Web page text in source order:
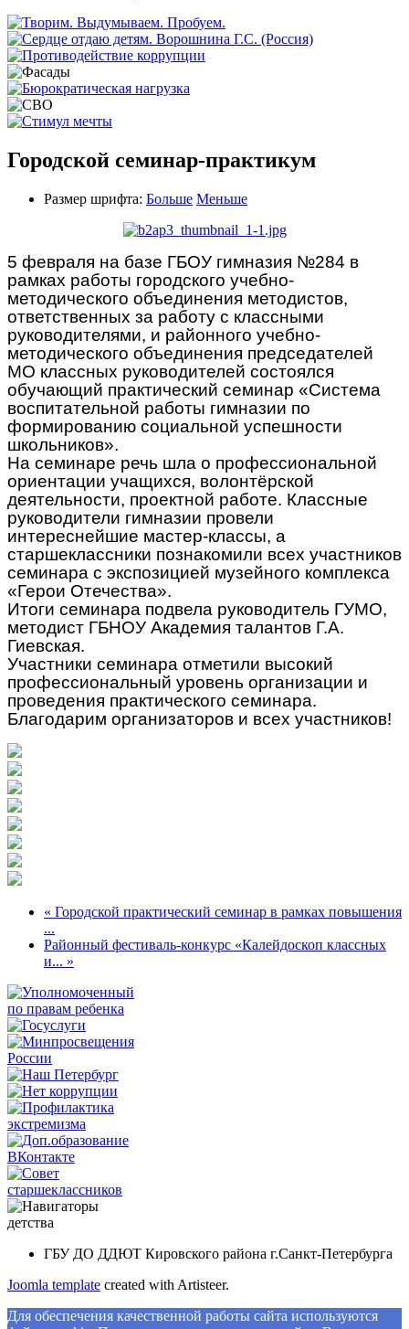
Городской семинар-практикум
Размер шрифта: Больше Меньше
5 февраля на базе ГБОУ гимназия №284 в
рамках работы городского учебно-
методического объединения методистов,
ответственных за работу с классными
руководителями, и районного учебно-
методического объединения председателей
МО классных руководителей состоялся
обучающий практический семинар «Система
воспитательной работы гимназии по
формированию социальной успешности
школьников».
На семинаре речь шла о профессиональной
ориентации учащихся, волонтёрской
деятельности, проектной работе. Классные
руководители гимназии провели
интереснейшие мастер-классы, а
старшеклассники познакомили всех участников
семинара с экспозицией музейного комплекса
«Герои Отечества».
Итоги семинара подвела руководитель ГУМО,
методист ГБНОУ Академия талантов Г.А.
Гиевская.
Участники семинара отметили высокий
профессиональный уровень организации и
проведения практического семинара.
Благодарим организаторов и всех участников!
« Городской практический семинар в рамках повышения
...
Районный фестиваль-конкурс «Калейдоскоп классных
и... »
ГБУ ДО ДДЮТ Кировского района г.Санкт-Петербурга
Joomla template created with Artisteer.
Для обеспечения качественной работы сайта используются